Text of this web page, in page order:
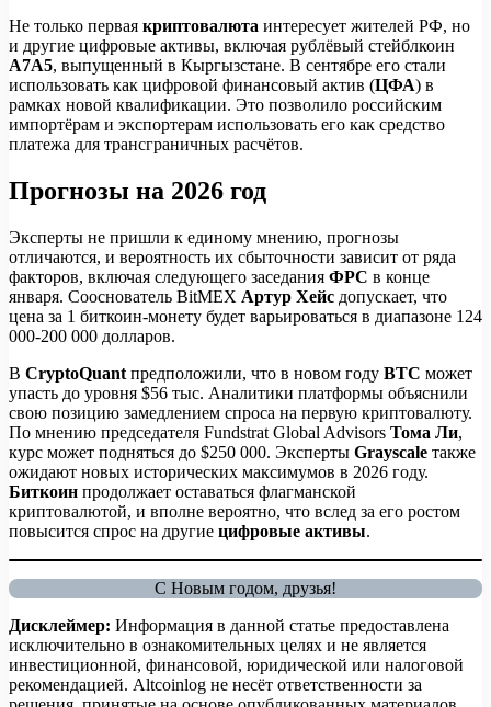
Не только первая криптовалюта интересует жителей РФ, но
и другие цифровые активы, включая рублёвый стейблкоин
А7А5, выпущенный в Кыргызстане. В сентябре его стали
использовать как цифровой финансовый актив (ЦФА) в
рамках новой квалификации. Это позволило российским
импортёрам и экспортерам использовать его как средство
платежа для трансграничных расчётов.
Прогнозы на 2026 год
Эксперты не пришли к единому мнению, прогнозы
отличаются, и вероятность их сбыточности зависит от ряда
факторов, включая следующего заседания ФРС в конце
января. Сооснователь BitMEX Артур Хейс допускает, что
цена за 1 биткоин-монету будет варьироваться в диапазоне 124
000-200 000 долларов.
В CryptoQuant предположили, что в новом году BTC может
упасть до уровня $56 тыс. Аналитики платформы объяснили
свою позицию замедлением спроса на первую криптовалюту.
По мнению председателя Fundstrat Global Advisors Тома Ли,
курс может подняться до $250 000. Эксперты Grayscale также
ожидают новых исторических максимумов в 2026 году.
Биткоин продолжает оставаться флагманской
криптовалютой, и вполне вероятно, что вслед за его ростом
повысится спрос на другие цифровые активы.
С Новым годом, друзья!
Дисклеймер: Информация в данной статье предоставлена
исключительно в ознакомительных целях и не является
инвестиционной, финансовой, юридической или налоговой
рекомендацией. Altcoinlog не несёт ответственности за